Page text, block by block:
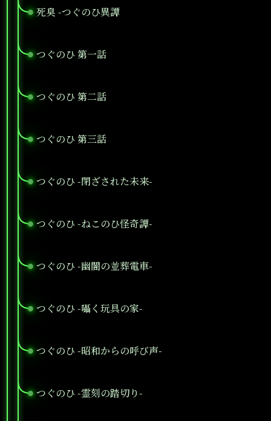
死臭 -つぐのひ異譚
●
つぐのひ 第一話
●
つぐのひ 第二話
●
つぐのひ 第三話
●
つぐのひ -閉ざされた未来-
●
つぐのひ -ねこのひ怪奇譚-
●
つぐのひ -幽闇の並葬電車-
●
つぐのひ -囁く玩具の家-
●
つぐのひ -昭和からの呼び声-
●
つぐのひ -霊刻の踏切り-
●